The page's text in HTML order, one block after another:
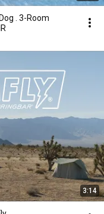
. 3-Room
3:14